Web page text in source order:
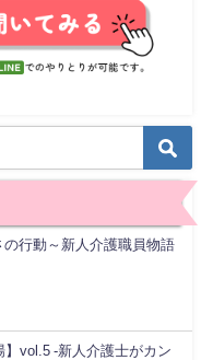
の行動～新人介護職員物語
】vol.5 -新人介護士がカン